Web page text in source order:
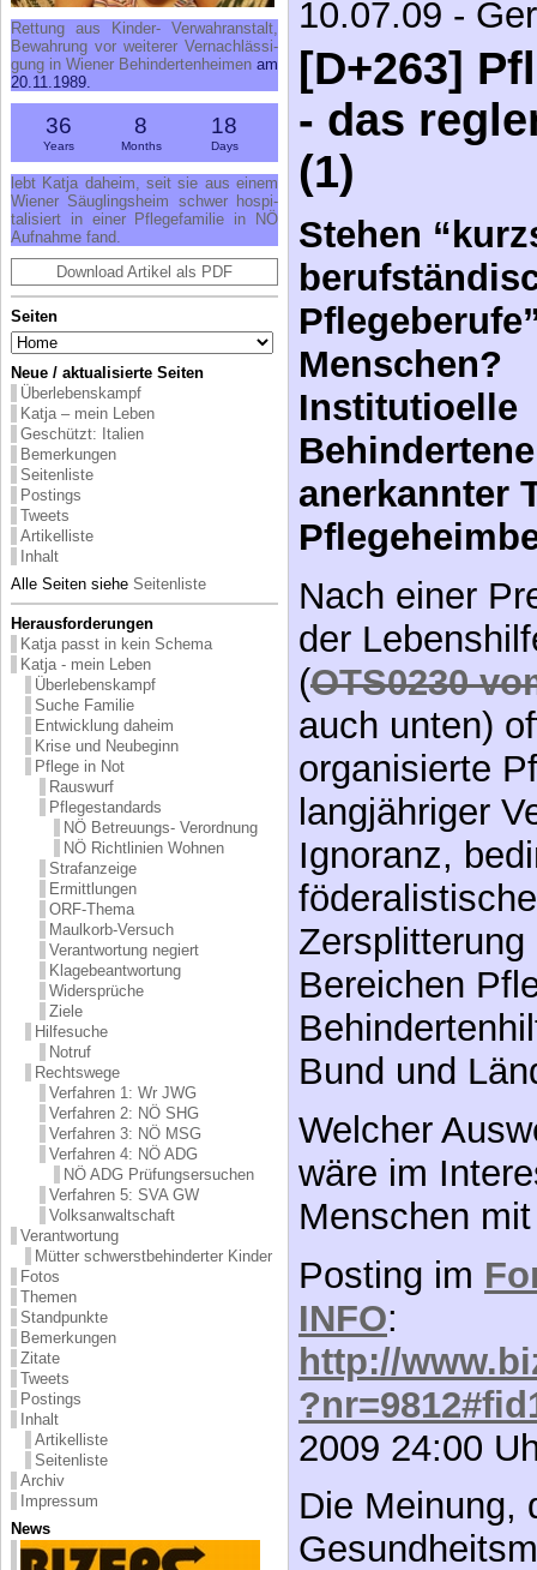
Ret­tung aus Kin­der- Ver­wahr­an­stalt,
Be­wah­rung vor wei­te­rer Ver­nach­läs­si­
gung in Wie­ner Be­hin­der­ten­hei­men am
20.11.1989.
36
Years
8
Months
18
Days
lebt Kat­ja da­heim, seit sie aus ei­nem
Wie­ner Säug­lings­heim schwer hos­pi­
ta­li­siert in ei­ner Pfle­ge­fa­mi­lie in NÖ
Auf­nah­me fand.
Download Artikel als PDF
Seiten
Neue / aktualisierte Seiten
Überlebenskampf
Katja – mein Leben
Geschützt: Italien
Bemerkungen
Seitenliste
Postings
Tweets
Artikelliste
Inhalt
Alle Seiten siehe Seitenliste
Herausforderungen
Katja passt in kein Schema
Katja - mein Leben
Überlebenskampf
Suche Familie
Entwicklung daheim
Krise und Neubeginn
Pflege in Not
Rauswurf
Pflegestandards
NÖ Betreuungs- Verordnung
NÖ Richtlinien Wohnen
Strafanzeige
Ermittlungen
ORF-Thema
Maulkorb-Versuch
Verantwortung negiert
Klagebeantwortung
Widersprüche
Ziele
Hilfesuche
Notruf
Rechtswege
Verfahren 1: Wr JWG
Verfahren 2: NÖ SHG
Verfahren 3: NÖ MSG
Verfahren 4: NÖ ADG
NÖ ADG Prüfungsersuchen
Verfahren 5: SVA GW
Volksanwaltschaft
Verantwortung
Mütter schwerstbehinderter Kinder
Fotos
Themen
Standpunkte
Bemerkungen
Zitate
Tweets
Postings
Inhalt
Artikelliste
Seitenliste
Archiv
Impressum
News
[D+260] Unser Aller
zur Liebe in Wahrheit und
Gerechtigkeit
10.07.09 -
[D+263]
- das
(1)
Stehen
Menschen?
Institutioelle
anerkannter
Nach einer
der
(OTS0230
auch unten)
organisierte
langjähriger
Ignoranz,
Zersplitterung
Bereichen
Bund und
Welcher
wäre im
Menschen
Posting im
INFO:
http://
2009 24:00